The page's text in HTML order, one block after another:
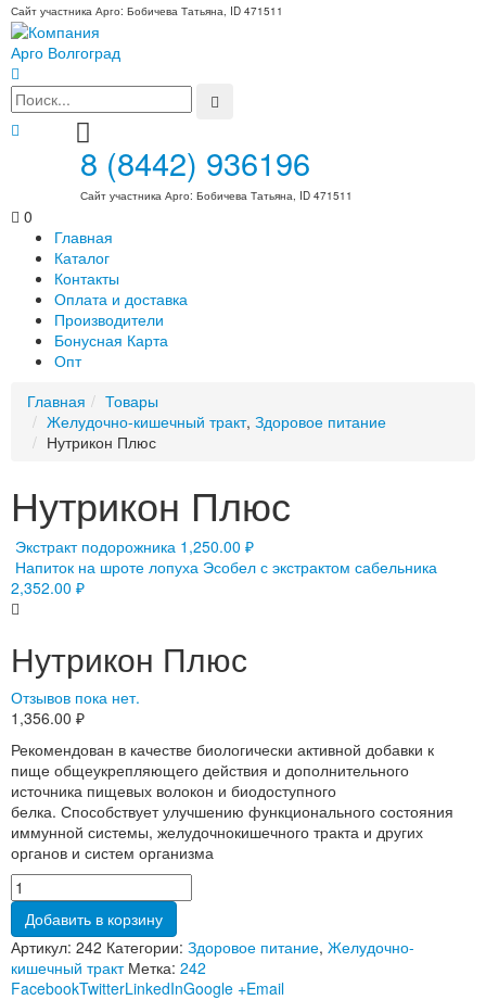
Сайт участника Арго: Бобичева Татьяна, ID 471511
8 (8442) 936196
Сайт участника Арго: Бобичева Татьяна, ID 471511
0
Главная
Каталог
Контакты
Оплата и доставка
Производители
Бонусная Карта
Опт
Главная
Товары
Желудочно-кишечный тракт, Здоровое питание
Нутрикон Плюс
Нутрикон Плюс
Экстракт подорожника 1,250.00 ₽
Напиток на шроте лопуха Эсобел с экстрактом сабельника
2,352.00 ₽
Нутрикон Плюс
Отзывов пока нет.
1,356.00 ₽
Рекомендован в качестве биологически активной добавки к
пище общеукрепляющего действия и дополнительного
источника пищевых волокон и биодоступного
белка. Способствует улучшению функционального состояния
иммунной системы, желудочно­кишечного тракта и других
органов и систем организма
Добавить в корзину
Артикул: 242 Категории: Здоровое питание, Желудочно-
кишечный тракт Метка: 242
FacebookTwitterLinkedInGoogle +Email